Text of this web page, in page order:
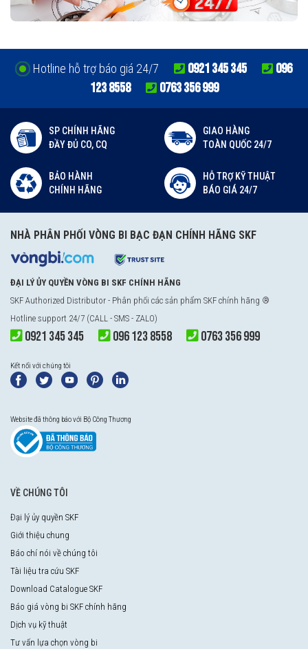
Hotline hỗ trợ báo giá 24/7 0921 345 345
096
123 8558
0763 356 999
SP CHÍNH HÃNG
ĐẦY ĐỦ CO, CQ
GIAO HÀNG
TOÀN QUỐC 24/7
BẢO HÀNH
CHÍNH HÃNG
HỖ TRỢ KỸ THUẬT
BÁO GIÁ 24/7
NHÀ PHÂN PHỐI VÒNG BI BẠC ĐẠN CHÍNH HÃNG SKF
ĐẠI LÝ ỦY QUYỀN VÒNG BI SKF CHÍNH HÃNG
SKF Authorized Distributor - Phân phối các sản phẩm SKF chính hãng ®
Hotline support 24/7 (CALL - SMS - ZALO)
0921 345 345 096 123 8558 0763 356 999
Kết nối với chúng tôi
Website đã thông báo với Bộ Công Thương
VỀ CHÚNG TÔI
Đại lý ủy quyền SKF
Giới thiệu chung
Báo chí nói về chúng tôi
Tài liệu tra cứu SKF
Download Catalogue SKF
Báo giá vòng bi SKF chính hãng
Dịch vụ kỹ thuật
Tư vấn lựa chọn vòng bi